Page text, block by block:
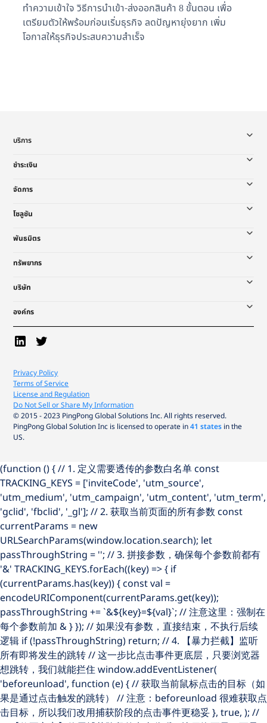
ทำความเข้าใจ วิธีการนำเข้า-ส่งออกสินค้า 8 ขั้นตอน เพื่อ
เตรียมตัวให้พร้อมก่อนเริ่มธุรกิจ ลดปัญหายุ่งยาก เพิ่ม
โอกาสให้ธุรกิจประสบความสำเร็จ
บริการ
ชำระเงิน
จัดการ
โซลูชัน
พันธมิตร
ทรัพยากร
บริษัท
องค์กร
Privacy Policy
Terms of Service
License and Regulation
Do Not Sell or Share My Information
© 2015 - 2023 PingPong Global Solutions Inc. All rights reserved.
PingPong Global Solution Inc is licensed to operate in41 states in the
US.
(function () { // 1. 定义需要透传的参数白名单 const
TRACKING_KEYS = ['inviteCode', 'utm_source',
'utm_medium', 'utm_campaign', 'utm_content', 'utm_term',
'gclid', 'fbclid', '_gl']; // 2. 获取当前页面的所有参数 const
currentParams = new
URLSearchParams(window.location.search); let
passThroughString = ''; // 3. 拼接参数，确保每个参数前都有
'&' TRACKING_KEYS.forEach((key) => { if
(currentParams.has(key)) { const val =
encodeURIComponent(currentParams.get(key));
passThroughString += `&${key}=${val}`; // 注意这里：强制在
每个参数前加 & } }); // 如果没有参数，直接结束，不执行后续
逻辑 if (!passThroughString) return; // 4. 【暴力拦截】监听
所有即将发生的跳转 // 这一步比点击事件更底层，只要浏览器
想跳转，我们就能拦住 window.addEventListener(
'beforeunload', function (e) { // 获取当前鼠标点击的目标（如
果是通过点击触发的跳转） // 注意：beforeunload 很难获取点
击目标，所以我们改用捕获阶段的点击事件更稳妥 }, true, ); //